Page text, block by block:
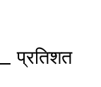
प्रतिशत